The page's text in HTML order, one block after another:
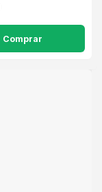
Comprar